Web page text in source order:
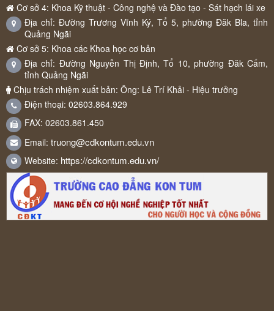
Cơ sở 4: Khoa Kỹ thuật - Công nghệ và Đào tạo - Sát hạch lái xe
Địa chỉ: Đường Trương Vĩnh Ký, Tổ 5, phường Đăk Bla, tỉnh
Quảng Ngãi
Cơ sở 5: Khoa các Khoa học cơ bản
Địa chỉ: Đường Nguyễn Thị Định, Tổ 10, phường Đăk Cấm,
tỉnh Quảng Ngãi
Chịu trách nhiệm xuất bản: Ông: Lê Trí Khải - Hiệu trưởng
Điện thoại: 02603.864.929
FAX: 02603.861.450
Email: truong@cdkontum.edu.vn
Website: https://cdkontum.edu.vn/